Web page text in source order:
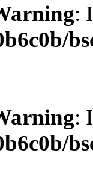
:
: